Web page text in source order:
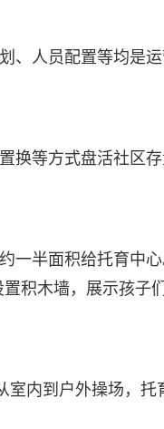
、人员配置等均是
换等方式盘活社区
一半面积给托育中心
积木墙，展示孩子
内到户外操场，托